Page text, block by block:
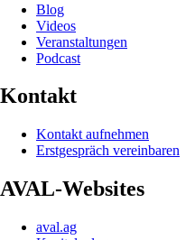
Blog
Videos
Veranstaltungen
Podcast
Kontakt
Kontakt aufnehmen
Erstgespräch vereinbaren
AVAL-Websites
aval.ag